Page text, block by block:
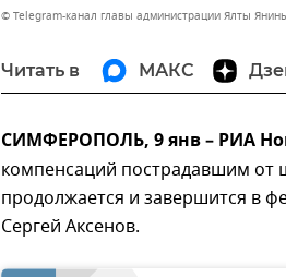
© Telegram-канал главы администрации Ялты
Читать в МАКС
СИМФЕРОПОЛЬ, 9 янв – РИА
компенсаций пострадавшим от
продолжается и завершится в
Сергей Аксенов.